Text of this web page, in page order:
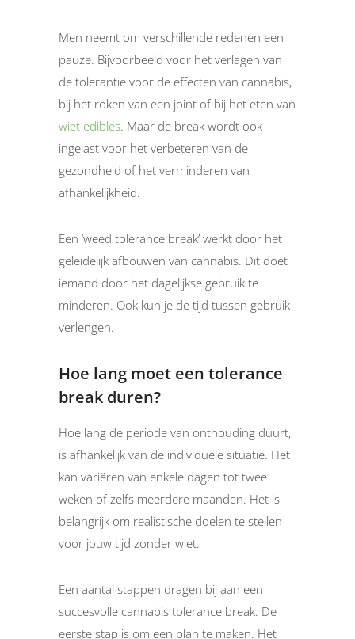
Men neemt om verschillende redenen een
pauze. Bijvoorbeeld voor het verlagen van
de tolerantie voor de effecten van cannabis,
bij het roken van een joint of bij het eten van
wiet edibles. Maar de break wordt ook
ingelast voor het verbeteren van de
gezondheid of het verminderen van
afhankelijkheid.
Een ‘weed tolerance break’ werkt door het
geleidelijk afbouwen van cannabis. Dit doet
iemand door het dagelijkse gebruik te
minderen. Ook kun je de tijd tussen gebruik
verlengen.
Hoe lang moet een tolerance
break duren?
Hoe lang de periode van onthouding duurt,
is afhankelijk van de individuele situatie. Het
kan variëren van enkele dagen tot twee
weken of zelfs meerdere maanden. Het is
belangrijk om realistische doelen te stellen
voor jouw tijd zonder wiet.
Een aantal stappen dragen bij aan een
succesvolle cannabis tolerance break. De
eerste stap is om een plan te maken. Het